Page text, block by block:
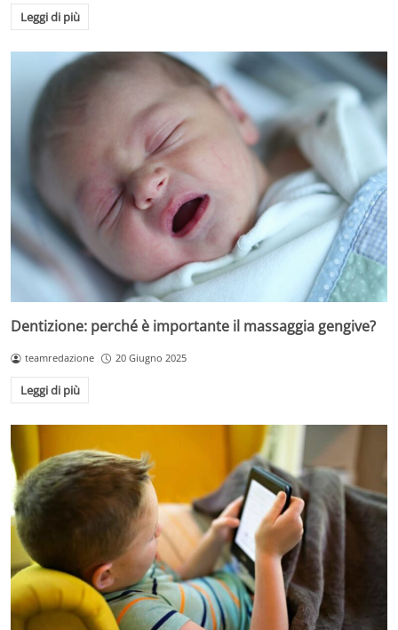
Leggi di più
Dentizione: perché è importante il massaggia gengive?
teamredazione 20 Giugno 2025
Leggi di più